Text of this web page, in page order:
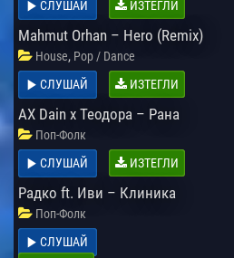
СЛУШАЙ
ИЗТЕГЛИ
Mahmut Orhan – Hero (Remix)
House, Pop / Dance
СЛУШАЙ
ИЗТЕГЛИ
AX Dain x Теодора – Рана
Поп-Фолк
СЛУШАЙ
ИЗТЕГЛИ
Радко ft. Иви – Клиника
Поп-Фолк
СЛУШАЙ